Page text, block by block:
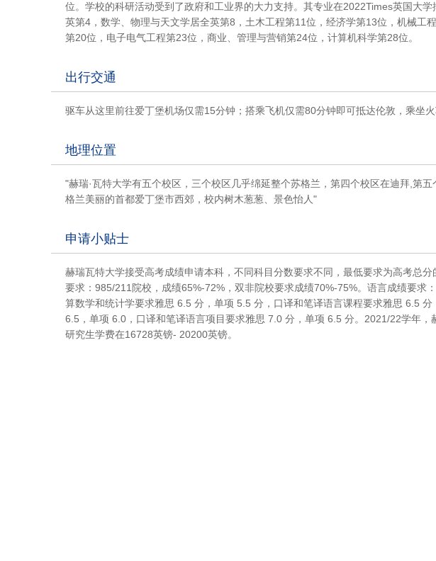
位。学校的科研活动受到了政府和工业界的大力支持。其专业在2022Times英国大
英第4，数学、物理与天文学居全英第8，土木工程第11位，经济学第13位，机械工
第20位，电子电气工程第23位，商业、管理与营销第24位，计算机科学第28位。
出行交通
驱车从这里前往爱丁堡机场仅需15分钟；搭乘飞机仅需80分钟即可抵达伦敦，乘坐火
地理位置
"赫瑞·瓦特大学有五个校区，三个校区几乎绵延整个苏格兰，第四个校区在迪拜,第
格兰美丽的首都爱丁堡市西郊，校内树木葱葱、景色怡人"
申请小贴士
赫瑞瓦特大学接受高考成绩申请本科，不同科目分数要求不同，最低要求为高考总
要求：985/211院校，成绩65%-72%，双非院校要求成绩70%-75%。语言成绩要求
算数学和统计学要求雅思 6.5 分，单项 5.5 分，口译和笔译语言课程要求雅思 6.5
6.5，单项 6.0，口译和笔译语言项目要求雅思 7.0 分，单项 6.5 分。2021/22学年，
研究生学费在16728英镑- 20200英镑。